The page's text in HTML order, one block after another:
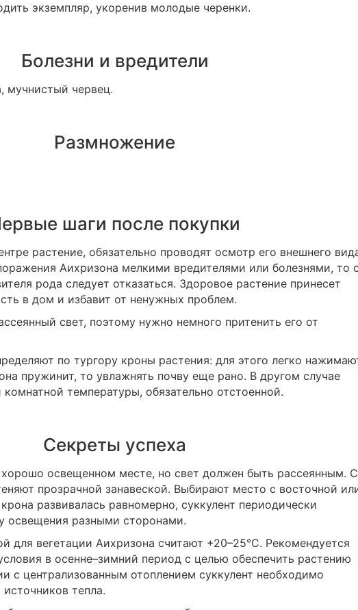
экземпляр, укоренив молодые черенки.
Болезни и вредители
мучнистый червец.
Размножение
шаги после покупки
растение, обязательно проводят осмотр его внешнего
Аихризона мелкими вредителями или болезнями, то
рода следует отказаться. Здоровое растение принесет
в дом и избавит от ненужных проблем.
свет, поэтому нужно немного притенить его от
по тургору кроны растения: для этого легко
пружинит, то увлажнять почву еще рано. В другом случае
температуры, обязательно отстоенной.
Секреты успеха
освещенном месте, но свет должен быть рассеянным. С
прозрачной занавеской. Выбирают место с восточной
развивалась равномерно, суккулент периодически
освещения разными сторонами.
для вегетации Аихризона считают +20–25°С. Рекомендуется
в осенне–зимний период с целью обеспечить растению
с централизованным отоплением суккулент необходимо
тепла.